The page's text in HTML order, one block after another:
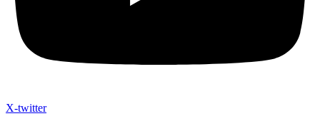
X-twitter